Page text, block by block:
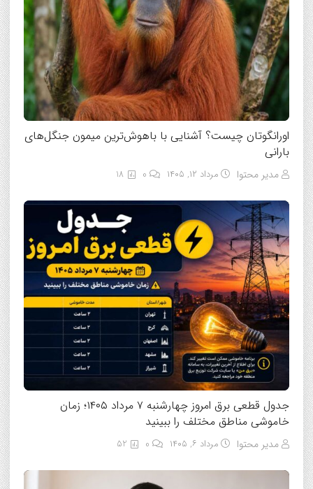
اورانگوتان چیست؟ آشنایی با باهوش‌ترین میمون جنگل‌های
بارانی
مدیر محتوا مرداد ۱۲, ۱۴۰۵ 18
جدول قطعی برق امروز چهارشنبه ۷ مرداد ۱۴۰۵؛ زمان
خاموشی مناطق مختلف را ببینید
مدیر محتوا مرداد ۶, ۱۴۰۵ 52